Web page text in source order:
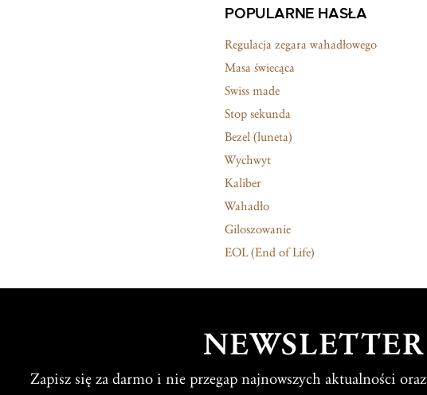
POPULARNE HASŁA
Regulacja zegara wahadłowego
Masa świecąca
Swiss made
Stop sekunda
Bezel (luneta)
Wychwyt
Kaliber
Wahadło
Giloszowanie
EOL (End of Life)
NEWSLETTER
Zapisz się za darmo i nie przegap najnowszych aktualności